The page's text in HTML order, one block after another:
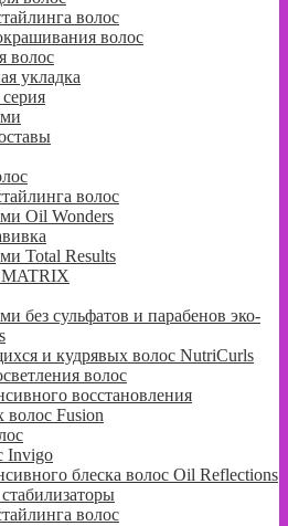
волос
волос
волос
укладка
волос
Oil Wonders
Total Results
без сульфатов и парабенов эко-
и кудрявых волос NutriCurls
волос
восстановления
Fusion
Invigo
блеска волос Oil Reflections
волос